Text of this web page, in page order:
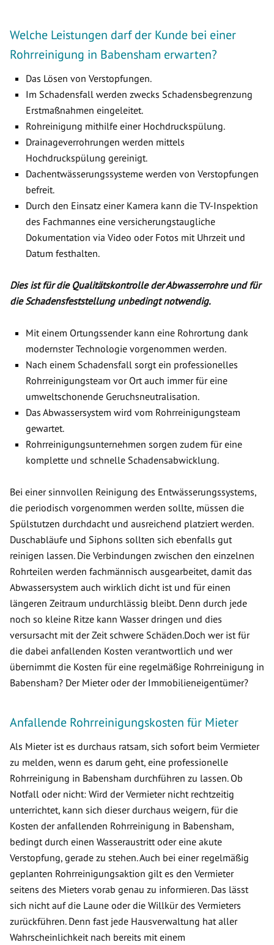
Welche Leistungen darf der Kunde bei einer
Rohrreinigung in Babensham erwarten?
Das Lösen von Verstopfungen.
Im Schadensfall werden zwecks Schadensbegrenzung
Erstmaßnahmen eingeleitet.
Rohreinigung mithilfe einer Hochdruckspülung.
Drainageverrohrungen werden mittels
Hochdruckspülung gereinigt.
Dachentwässerungssysteme werden von Verstopfungen
befreit.
Durch den Einsatz einer Kamera kann die TV-Inspektion
des Fachmannes eine versicherungstaugliche
Dokumentation via Video oder Fotos mit Uhrzeit und
Datum festhalten.
Dies ist für die Qualitätskontrolle der Abwasserrohre und für
die Schadensfeststellung unbedingt notwendig.
Mit einem Ortungssender kann eine Rohrortung dank
modernster Technologie vorgenommen werden.
Nach einem Schadensfall sorgt ein professionelles
Rohrreinigungsteam vor Ort auch immer für eine
umweltschonende Geruchsneutralisation.
Das Abwassersystem wird vom Rohrreinigungsteam
gewartet.
Rohrreinigungsunternehmen sorgen zudem für eine
komplette und schnelle Schadensabwicklung.
Bei einer sinnvollen Reinigung des Entwässerungssystems,
die periodisch vorgenommen werden sollte, müssen die
Spülstutzen durchdacht und ausreichend platziert werden.
Duschabläufe und Siphons sollten sich ebenfalls gut
reinigen lassen. Die Verbindungen zwischen den einzelnen
Rohrteilen werden fachmännisch ausgearbeitet, damit das
Abwassersystem auch wirklich dicht ist und für einen
längeren Zeitraum undurchlässig bleibt. Denn durch jede
noch so kleine Ritze kann Wasser dringen und dies
versursacht mit der Zeit schwere Schäden.Doch wer ist für
die dabei anfallenden Kosten verantwortlich und wer
übernimmt die Kosten für eine regelmäßige Rohrreinigung in
Babensham? Der Mieter oder der Immobilieneigentümer?
Anfallende Rohrreinigungskosten für Mieter
Als Mieter ist es durchaus ratsam, sich sofort beim Vermieter
zu melden, wenn es darum geht, eine professionelle
Rohrreinigung in Babensham durchführen zu lassen. Ob
Notfall oder nicht: Wird der Vermieter nicht rechtzeitig
unterrichtet, kann sich dieser durchaus weigern, für die
Kosten der anfallenden Rohrreinigung in Babensham,
bedingt durch einen Wasseraustritt oder eine akute
Verstopfung, gerade zu stehen. Auch bei einer regelmäßig
geplanten Rohrreinigungsaktion gilt es den Vermieter
seitens des Mieters vorab genau zu informieren. Das lässt
sich nicht auf die Laune oder die Willkür des Vermieters
zurückführen. Denn fast jede Hausverwaltung hat aller
Wahrscheinlichkeit nach bereits mit einem